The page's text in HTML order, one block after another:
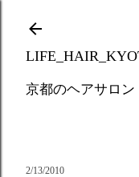
京都のヘアサロ
2/13/2010